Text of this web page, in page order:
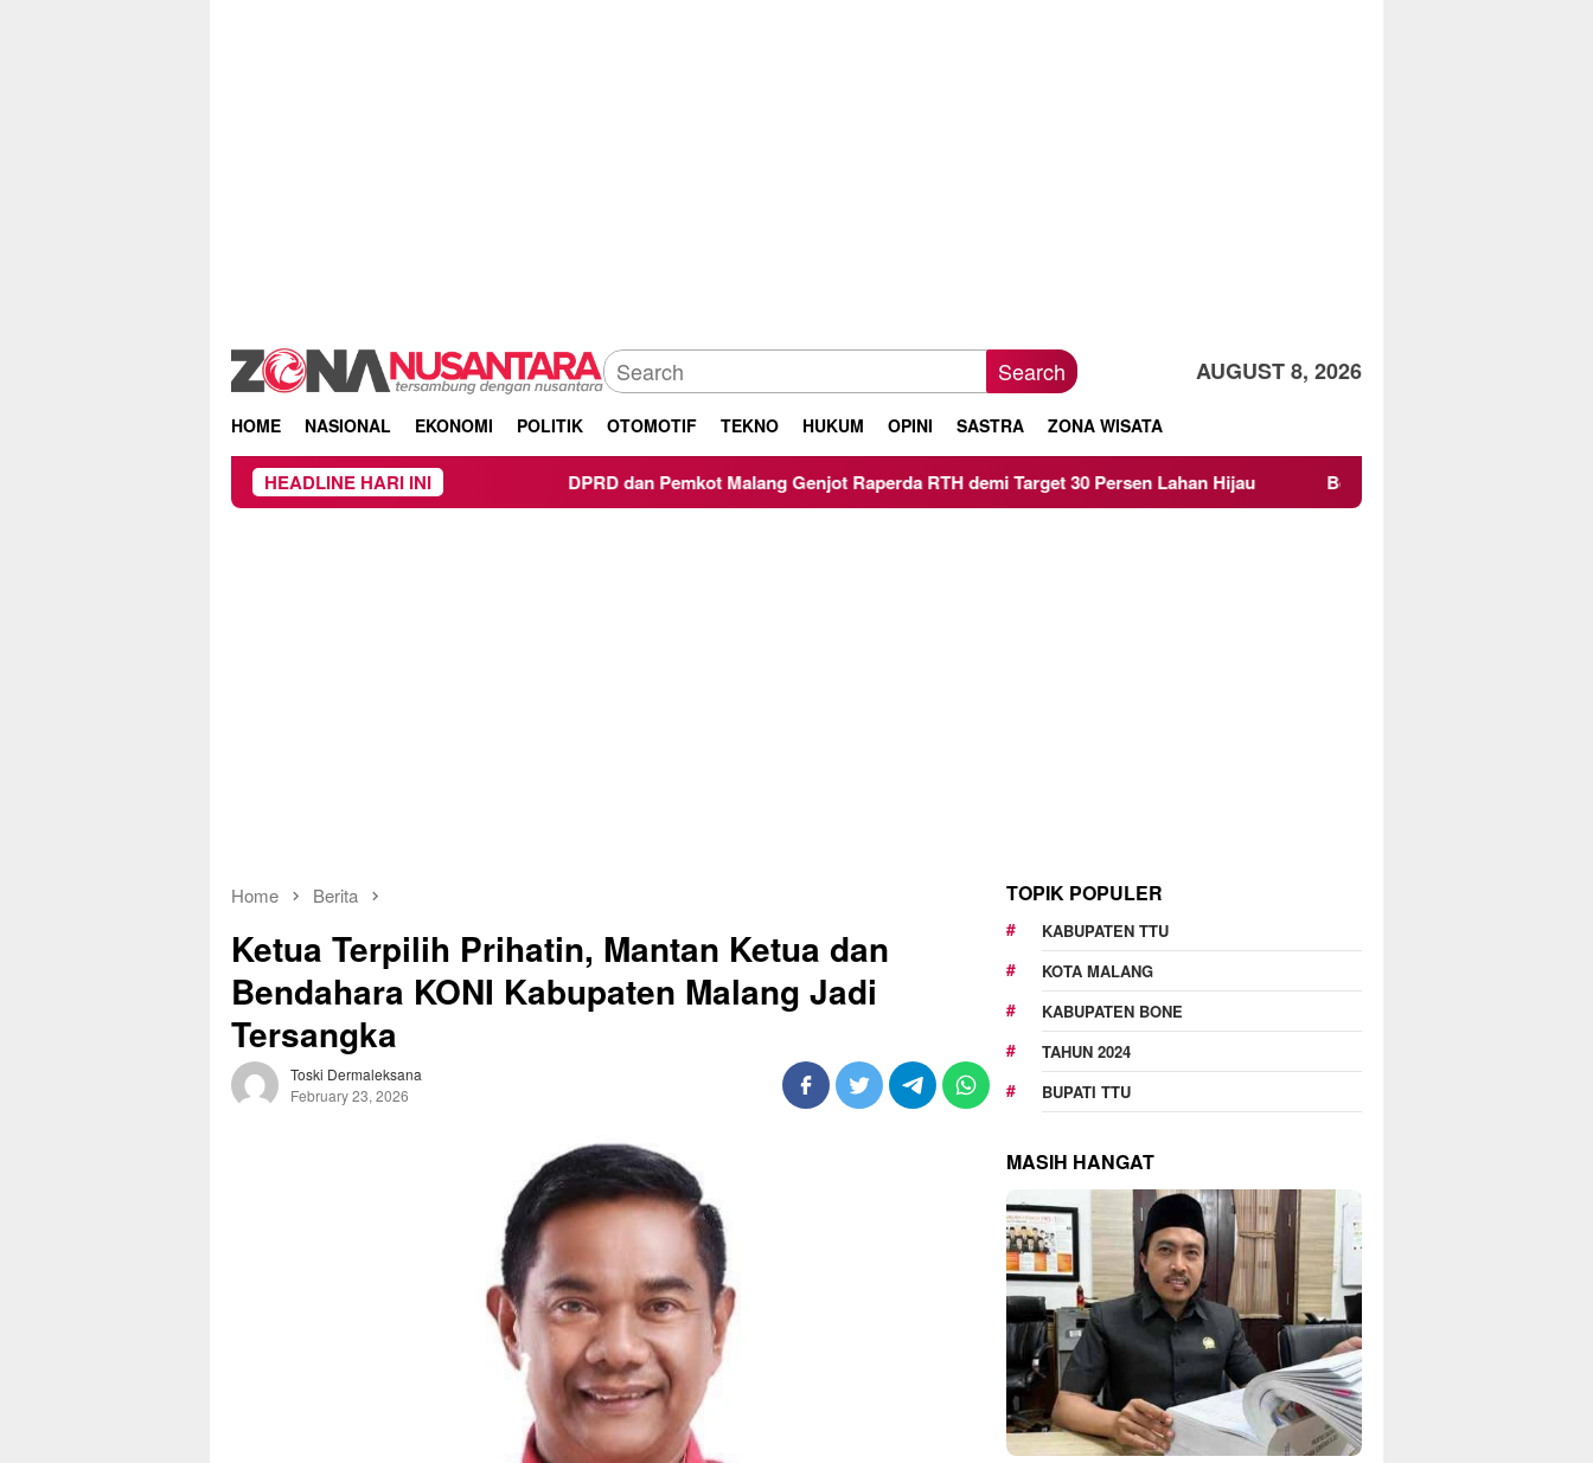
Search AUGUST 8, 2026
HOME NASIONAL EKONOMI POLITIK OTOMOTIF TEKNO HUKUM OPINI SASTRA ZONA WISATA
HEADLINE HARI INIDPRD dan Pemkot Malang Genjot Raperda RTH demi Target 30 Persen Lahan Hijau Beredar Surat Larangan Mahasiswa KKN UMM
Home Berita
Ketua Terpilih Prihatin, Mantan Ketua dan
Bendahara KONI Kabupaten Malang Jadi
Tersangka
Toski Dermaleksana
February 23, 2026
TOPIK POPULER
KABUPATEN TTU
KOTA MALANG
KABUPATEN BONE
TAHUN 2024
BUPATI TTU
MASIH HANGAT